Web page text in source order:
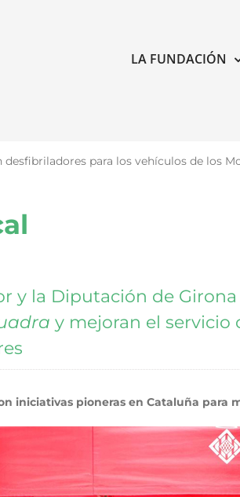
LA FUNDACIÓN
para los vehículos de los
y la Diputación de
y mejoran el servicio
iniciativas pioneras en Cataluña para